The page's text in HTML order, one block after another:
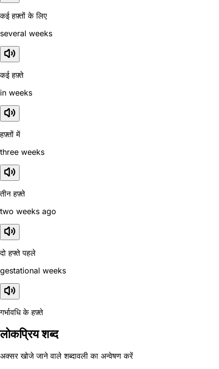
कई हफ़्तों के लिए
several weeks
कई हफ़्ते
in weeks
हफ़्तों में
three weeks
तीन हफ़्ते
two weeks ago
दो हफ्ते पहले
gestational weeks
गर्भावधि के हफ़्ते
लोकप्रिय शब्द
अक्सर खोजे जाने वाले शब्दावली का अन्वेषण करें